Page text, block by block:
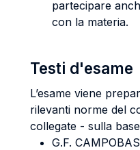
partecipare
con la materia.
Testi d'esame
L’esame viene
rilevanti norme del
collegate - sulla
G.F.